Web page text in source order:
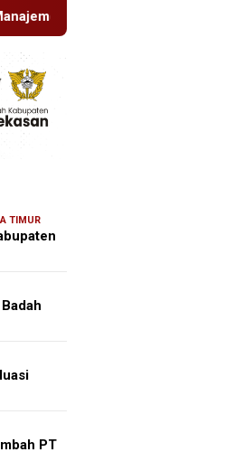
Berita Tetap Maksimal
TIMUR
PT